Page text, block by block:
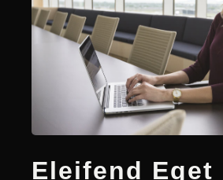
За Контакт
Eleifend Eget